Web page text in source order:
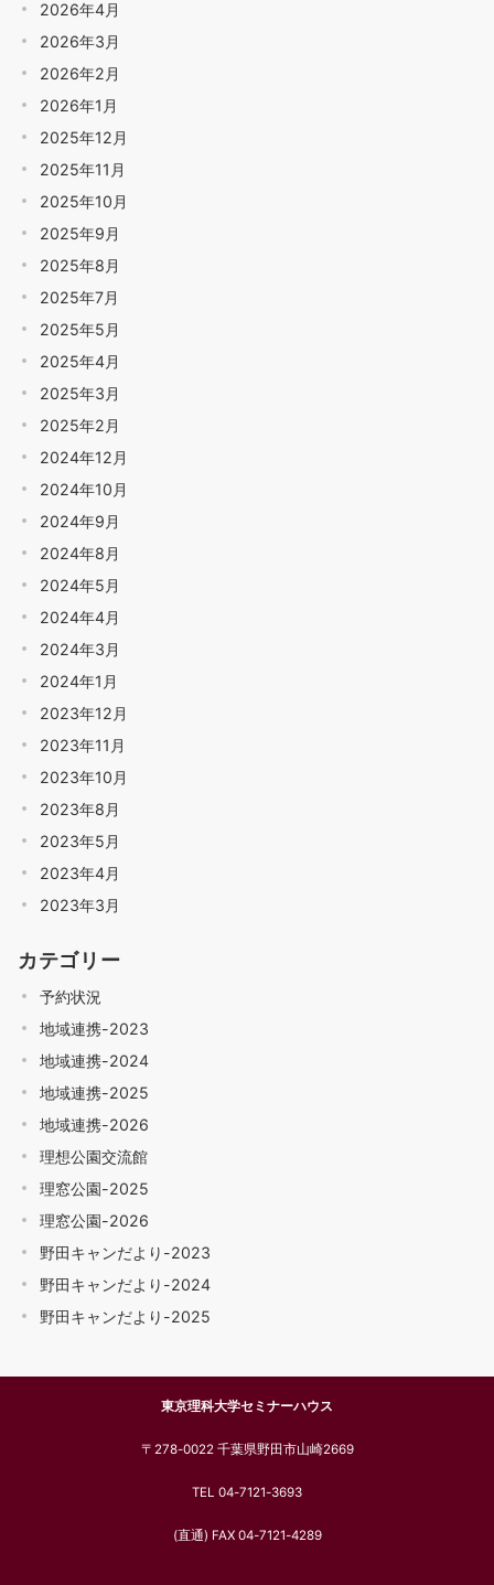
2026年4月
2026年3月
2026年2月
2026年1月
2025年12月
2025年11月
2025年10月
2025年9月
2025年8月
2025年7月
2025年5月
2025年4月
2025年3月
2025年2月
2024年12月
2024年10月
2024年9月
2024年8月
2024年5月
2024年4月
2024年3月
2024年1月
2023年12月
2023年11月
2023年10月
2023年8月
2023年5月
2023年4月
2023年3月
カテゴリー
予約状況
地域連携-2023
地域連携-2024
地域連携-2025
地域連携-2026
理想公園交流館
理窓公園-2025
理窓公園-2026
野田キャンだより-2023
野田キャンだより-2024
野田キャンだより-2025
東京理科大学セミナーハウス
〒278-0022 千葉県野田市山崎2669
TEL 04-7121-3693
(直通) FAX 04-7121-4289